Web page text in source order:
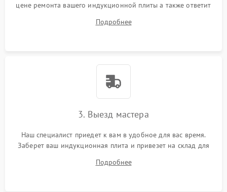
цене ремонта вашего индукционной плиты а также ответит
Подробнее
3. Выезд мастера
Наш специалист приедет к вам в удобное для вас время.
Заберет ваш индукционная плита и привезет на склад для
Подробнее